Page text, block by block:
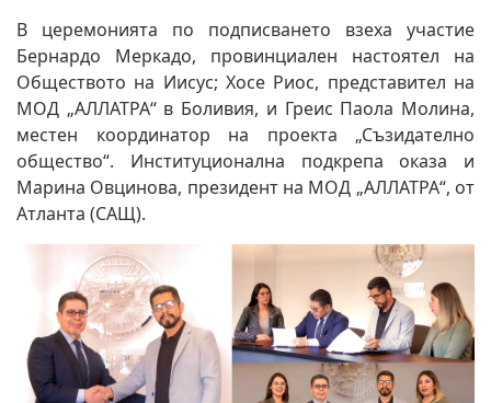
В церемонията по подписването взеха участие
Бернардо Меркадо, провинциален настоятел на
Обществото на Иисус; Хосе Риос, представител на
МОД „АЛЛАТРА“ в Боливия, и Греис Паола Молина,
местен координатор на проекта „Съзидателно
общество“. Институционална подкрепа оказа и
Марина Овцинова, президент на МОД „АЛЛАТРА“, от
Атланта (САЩ).